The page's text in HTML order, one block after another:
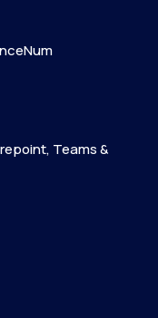
Teams &